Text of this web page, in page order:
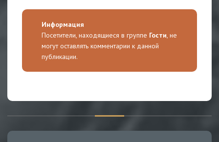
Информация
Посетители, находящиеся в группе Гости, не
могут оставлять комментарии к данной
публикации.